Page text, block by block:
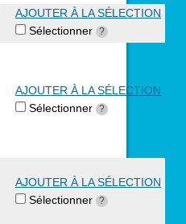
AJOUTER À LA SÉLECTION
Sélectionner ?
AJOUTER À LA SÉLECTION
Sélectionner ?
AJOUTER À LA SÉLECTION
Sélectionner ?